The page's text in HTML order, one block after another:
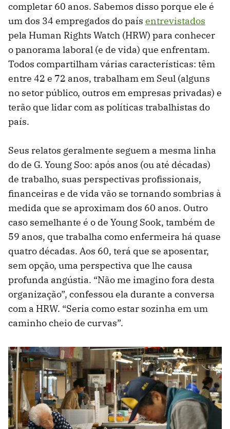
completar 60 anos. Sabemos disso porque ele é
um dos 34 empregados do país entrevistados
pela Human Rights Watch (HRW) para conhecer
o panorama laboral (e de vida) que enfrentam.
Todos compartilham várias características: têm
entre 42 e 72 anos, trabalham em Seul (alguns
no setor público, outros em empresas privadas) e
terão que lidar com as políticas trabalhistas do
país.
Seus relatos geralmente seguem a mesma linha
do de G. Young Soo: após anos (ou até décadas)
de trabalho, suas perspectivas profissionais,
financeiras e de vida vão se tornando sombrias à
medida que se aproximam dos 60 anos. Outro
caso semelhante é o de Young Sook, também de
59 anos, que trabalha como enfermeira há quase
quatro décadas. Aos 60, terá que se aposentar,
sem opção, uma perspectiva que lhe causa
profunda angústia. “Não me imagino fora desta
organização”, confessou ela durante a conversa
com a HRW. “Seria como estar sozinha em um
caminho cheio de curvas”.